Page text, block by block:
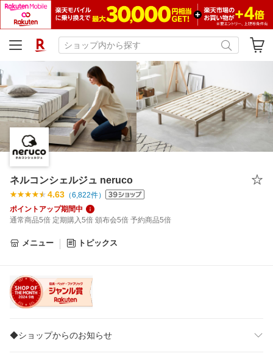
ネルコンシェルジュ neruco
4.63 （6,822件）
ポイントアップ期間中
通常商品5倍 定期購入5倍 頒布会5倍 予約商品5倍
メニュー トピックス
◆ショップからのお知らせ